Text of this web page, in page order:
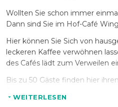
Wollten Sie schon immer
Dann sind Sie im Hof-Café
Hier können Sie Sich von
leckeren Kaffee verwöhnen
des Cafés lädt zum Verweilen
Bis zu 50 Gäste finden hier
mitgenutzt werden. Auch für
WEITERLESEN